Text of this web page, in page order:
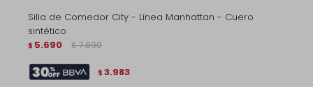
Silla de Comedor City - Línea Manhattan - Cuero
sintético
$ 5.690 $ 7.890
$ 3.983